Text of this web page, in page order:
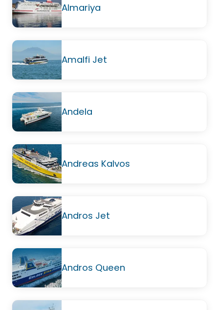
Almariya
Amalfi Jet
Andela
Andreas Kalvos
Andros Jet
Andros Queen